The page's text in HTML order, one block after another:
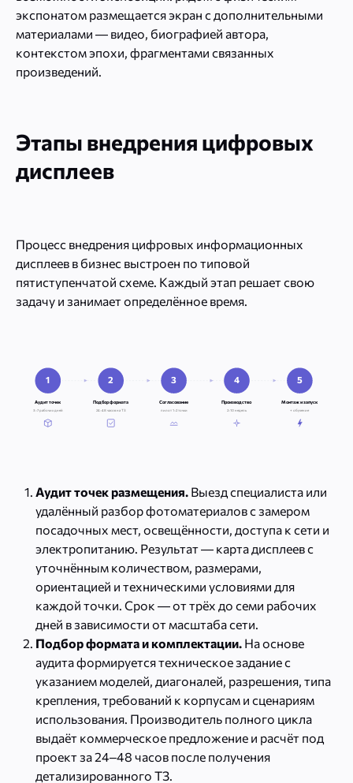
экспонатом размещается экран с дополнительными
материалами — видео, биографией автора,
контекстом эпохи, фрагментами связанных
произведений.
Этапы внедрения цифровых
дисплеев
Процесс внедрения цифровых информационных
дисплеев в бизнес выстроен по типовой
пятиступенчатой схеме. Каждый этап решает свою
задачу и занимает определённое время.
1
Аудит точек
3–7 рабочих дней
2
Подбор формата
24–48 часов на ТЗ
3
Согласование
пилот 1–2 точки
4
Производство
2–10 недель
5
Монтаж и запуск
+ обучение
Аудит точек размещения. Выезд специалиста или
удалённый разбор фотоматериалов с замером
посадочных мест, освещённости, доступа к сети и
электропитанию. Результат — карта дисплеев с
уточнённым количеством, размерами,
ориентацией и техническими условиями для
каждой точки. Срок — от трёх до семи рабочих
дней в зависимости от масштаба сети.
Подбор формата и комплектации. На основе
аудита формируется техническое задание с
указанием моделей, диагоналей, разрешения, типа
крепления, требований к корпусам и сценариям
использования. Производитель полного цикла
выдаёт коммерческое предложение и расчёт под
проект за 24–48 часов после получения
детализированного ТЗ.